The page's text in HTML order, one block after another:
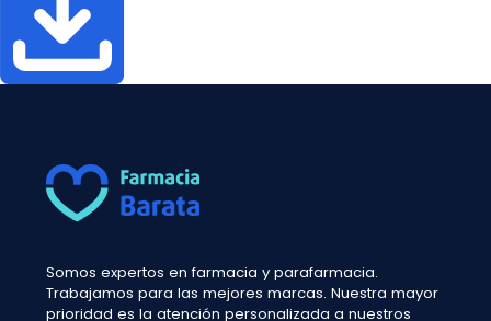
Somos expertos en farmacia y parafarmacia.
Trabajamos para las mejores marcas. Nuestra mayor
prioridad es la atención personalizada a nuestros